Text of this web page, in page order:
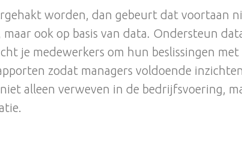
worden, dan gebeurt dat voortaan
ook op basis van data. Ondersteun
je medewerkers om hun beslissingen
zodat managers voldoende
alleen verweven in de bedrijfsvoering,